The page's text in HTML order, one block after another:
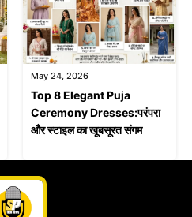
May 24, 2026
Top 8 Elegant Puja
Ceremony Dresses:परंपरा
और स्टाइल का खूबसूरत संगम